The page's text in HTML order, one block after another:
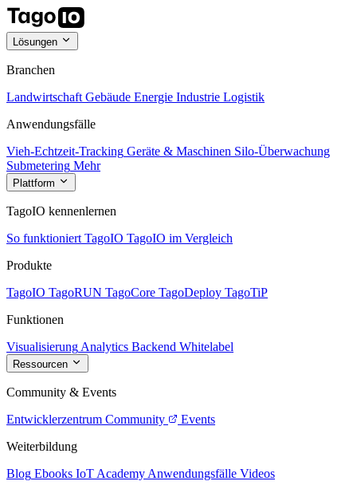
Lösungen
Branchen
Landwirtschaft Gebäude Energie Industrie Logistik
Anwendungsfälle
Vieh-Echtzeit-Tracking Geräte & Maschinen Silo-Überwachung
Submetering Mehr
Plattform
TagoIO kennenlernen
So funktioniert TagoIO TagoIO im Vergleich
Produkte
TagoIO TagoRUN TagoCore TagoDeploy TagoTiP
Funktionen
Visualisierung Analytics Backend Whitelabel
Ressourcen
Community & Events
Entwicklerzentrum Community
Events
Weiterbildung
Blog Ebooks IoT Academy Anwendungsfälle Videos